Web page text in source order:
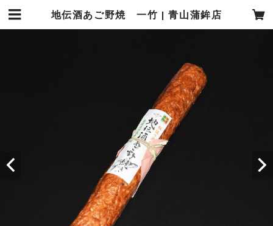
地伝酒あご野焼 一竹 | 青山蒲鉾店